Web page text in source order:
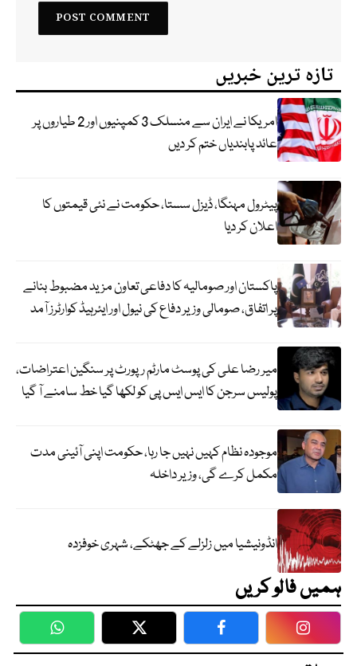
تازہ ترین خبریں
امریکا نے ایران سے منسلک 3 کمپنیوں اور 2 طیاروں پر
عائد پابندیاں ختم کر دیں
پیٹرول مہنگا، ڈیزل سستا، حکومت نے نئی قیمتوں کا
اعلان کر دیا
پاکستان اور صومالیہ کا دفاعی تعاون مزید مضبوط بنانے
پر اتفاق، صومالی وزیر دفاع کی نیول اور ایئرہیڈ کوارٹرز آمد
میر رضا علی کی پوسٹ مارٹم رپورٹ پر سنگین اعتراضات،
پولیس سرجن کا ایس ایس پی کو لکھا گیا خط سامنے آ گیا
موجودہ نظام کہیں نہیں جا رہا، حکومت اپنی آئینی مدت
مکمل کرے گی، وزیر داخلہ
انڈونیشیا میں زلزلے کے جھٹکے، شہری خوفزدہ
ہمیں فالو کریں
WhatsApp Twitter Facebook